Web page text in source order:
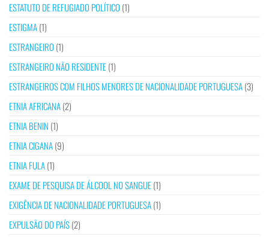
ESTATUTO DE REFUGIADO POLÍTICO (1)
ESTIGMA(1)
ESTRANGEIRO (1)
ESTRANGEIRO NÃO RESIDENTE(1)
ESTRANGEIROS COM FILHOS MENORES DE NACIONALIDADE PORTUGUESA(3)
ETNIA AFRICANA(2)
ETNIA BENIN (1)
ETNIA CIGANA(9)
ETNIA FULA(1)
EXAME DE PESQUISA DE ÁLCOOL NO SANGUE(1)
EXIGÊNCIA DE NACIONALIDADE PORTUGUESA(1)
EXPULSÃO DO PAÍS(2)